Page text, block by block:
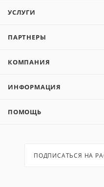
УСЛУГИ
ПАРТНЕРЫ
КОМПАНИЯ
ИНФОРМАЦИЯ
ПОМОЩЬ
ПОДПИСАТЬСЯ НА